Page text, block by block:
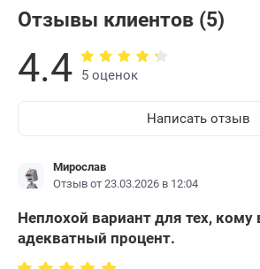
Отзывы клиентов (5)
4.4 5 оценок
Написать отзыв
Мирослав
Отзыв от 23.03.2026 в 12:04
Неплохой вариант для тех, кому
адекватный процент.